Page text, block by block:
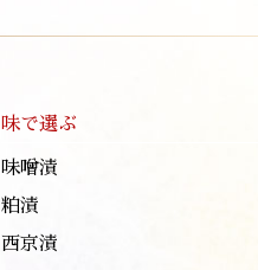
味で選ぶ
味噌漬
粕漬
西京漬